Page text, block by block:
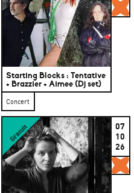
Gratuits
Studios
Starting Blocks : Tentative
+ Brazzier + Aimee (Dj set)
Concert
Formations
Gratuit
07
10
26